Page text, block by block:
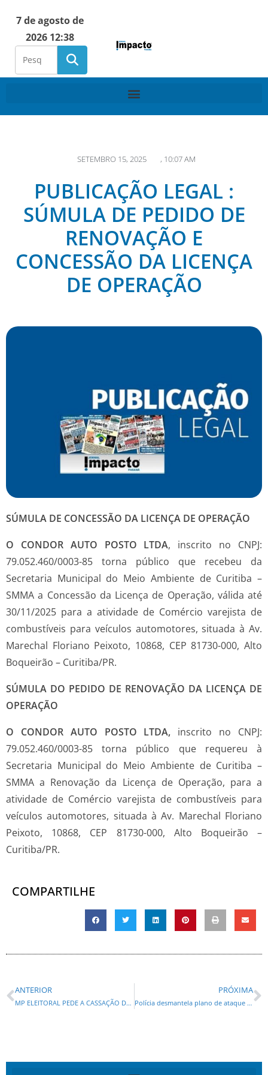
7 de agosto de
2026 12:38
SETEMBRO 15, 2025 , 10:07 AM
PUBLICAÇÃO LEGAL :
SÚMULA DE PEDIDO DE
RENOVAÇÃO E
CONCESSÃO DA LICENÇA
DE OPERAÇÃO
SÚMULA DE CONCESSÃO DA LICENÇA DE OPERAÇÃO
O CONDOR AUTO POSTO LTDA, inscrito no CNPJ:
79.052.460/0003-85 torna público que recebeu da
Secretaria Municipal do Meio Ambiente de Curitiba –
SMMA a Concessão da Licença de Operação, válida até
30/11/2025 para a atividade de Comércio varejista de
combustíveis para veículos automotores, situada à Av.
Marechal Floriano Peixoto, 10868, CEP 81730-000, Alto
Boqueirão – Curitiba/PR.
SÚMULA DO PEDIDO DE RENOVAÇÃO DA LICENÇA DE
OPERAÇÃO
O CONDOR AUTO POSTO LTDA, inscrito no CNPJ:
79.052.460/0003-85 torna público que requereu à
Secretaria Municipal do Meio Ambiente de Curitiba –
SMMA a Renovação da Licença de Operação, para a
atividade de Comércio varejista de combustíveis para
veículos automotores, situada à Av. Marechal Floriano
Peixoto, 10868, CEP 81730-000, Alto Boqueirão –
Curitiba/PR.
COMPARTILHE
ANTERIOR
MP ELEITORAL PEDE A CASSAÇÃO DO PREFEITO DE RUDÃO DE PONTAL DO PARANÁ POR COMPRA DE VOTOS
PRÓXIMA
Polícia desmantela plano de ataque ao governador Jorginho Mello em Operação nesta segunda-feira